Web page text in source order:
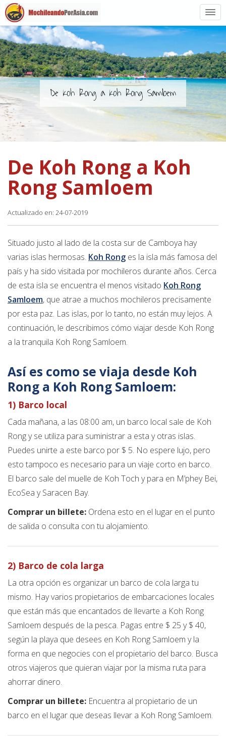
Preparación
Países de Asia
Rutas de mochileros
Vuelos a Asia
Blogs
Guías
De Koh Rong a Koh Rong Samloem
De Koh Rong a Koh
Rong Samloem
Actualizado en: 24-07-2019
Situado justo al lado de la costa sur de Camboya hay
varias islas hermosas. Koh Rong es la isla más famosa del
país y ha sido visitada por mochileros durante años. Cerca
de esta isla se encuentra el menos visitado Koh Rong
Samloem, que atrae a muchos mochileros precisamente
por esta paz. Las islas, por lo tanto, no están muy lejos. A
continuación, le describimos cómo viajar desde Koh Rong
a la tranquila Koh Rong Samloem.
Así es como se viaja desde Koh
Rong a Koh Rong Samloem:
1) Barco local
Cada mañana, a las 08:00 am, un barco local sale de Koh
Rong y se utiliza para suministrar a esta y otras islas.
Puedes unirte a este barco por $ 5. No espere lujo, pero
esto tampoco es necesario para un viaje corto en barco.
El barco sale del muelle de Koh Toch y para en M’phey Bei,
EcoSea y Saracen Bay.
Comprar un billete: Ordena esto en el lugar en el punto
de salida o consulta con tu alojamiento.
2) Barco de cola larga
La otra opción es organizar un barco de cola larga tu
mismo. Hay varios propietarios de embarcaciones locales
que están más que encantados de llevarte a Koh Rong
Samloem después de la pesca. Pagas entre $ 25 y $ 40,
según la playa que desees en Koh Rong Samloem y la
forma en que negocies con el propietario del barco. Busca
otros viajeros que quieran viajar por la misma ruta para
ahorrar dinero.
Comprar un billete: Encuentra al propietario de un
barco en el lugar que deseas llevar a Koh Rong Samloem.